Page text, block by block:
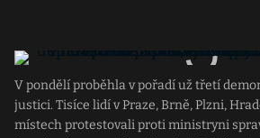
V pondělí proběhla v pořadí už třetí
justici. Tisíce lidí v Praze, Brně, Plzni,
místech protestovali proti ministryni